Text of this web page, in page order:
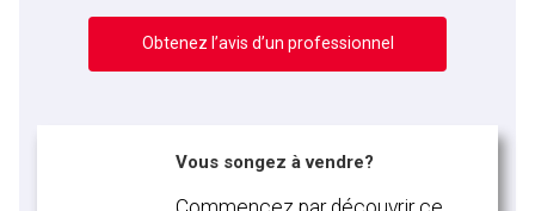
Obtenez l’avis d’un professionnel
Vous songez à vendre?